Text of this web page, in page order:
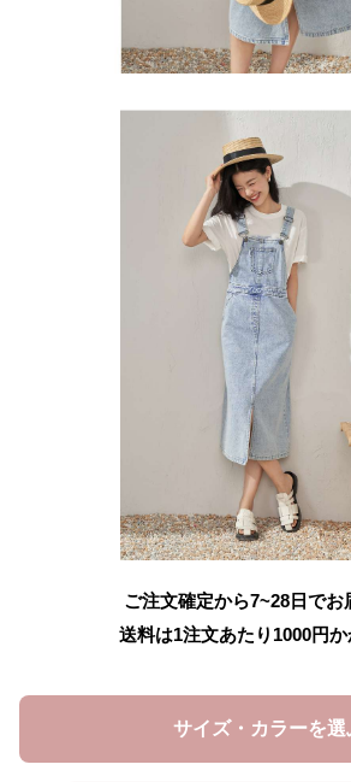
ご注文確定から7~28日でお
送料は1注文あたり 1000円
サイズ・カラーを選